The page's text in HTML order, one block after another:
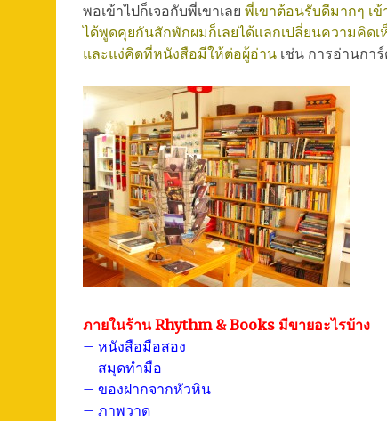
พอเข้าไปก็เจอกับพี่เขาเลย พี่เขาต้อนรับดีมากๆ เ
ได้พูดคุยกันสักพักผมก็เลยได้แลกเปลี่ยนความคิดเ
และแง่คิดที่หนังสือมีให้ต่อผู้อ่าน เช่น การอ่านกา
ภายในร้าน Rhythm & Books มีขายอะไรบ้าง
– หนังสือมือสอง
– สมุดทำมือ
– ของฝากจากหัวหิน
– ภาพวาด